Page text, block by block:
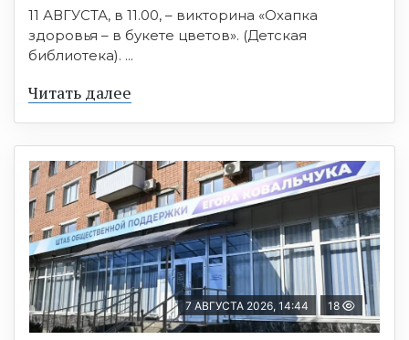
11 АВГУСТА, в 11.00, – викторина «Охапка
здоровья – в букете цветов». (Детская
библиотека). ...
Читать далее
7 АВГУСТА 2026, 14:44 18